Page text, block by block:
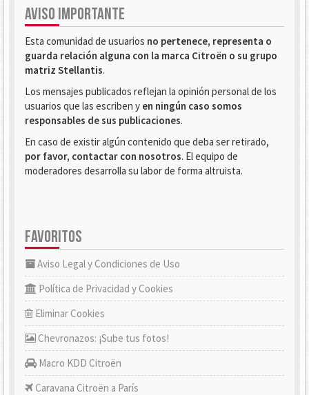
AVISO IMPORTANTE
Esta comunidad de usuarios no pertenece, representa o
guarda relación alguna con la marca Citroën o su grupo
matriz Stellantis.
Los mensajes publicados reflejan la opinión personal de los
usuarios que las escriben y en ningún caso somos
responsables de sus publicaciones.
En caso de existir algún contenido que deba ser retirado,
por favor, contactar con nosotros. El equipo de
moderadores desarrolla su labor de forma altruista.
FAVORITOS
Aviso Legal y Condiciones de Uso
Política de Privacidad y Cookies
Eliminar Cookies
Chevronazos: ¡Sube tus fotos!
Macro KDD Citroën
Caravana Citroën a París